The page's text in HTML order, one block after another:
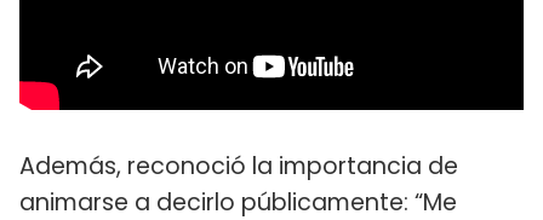
Además, reconoció la importancia de
animarse a decirlo públicamente: “Me